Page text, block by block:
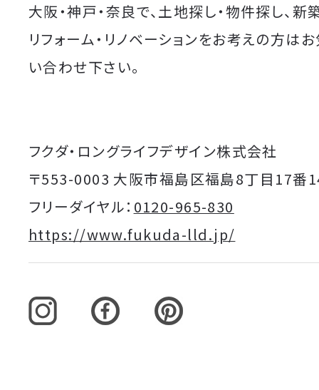
大阪・神戸・奈良で、土地探し・物件探し、新
リフォーム・リノベーションをお考えの方は
い合わせ下さい。
フクダ・ロングライフデザイン株式会社
〒553-0003 大阪市福島区福島8丁目17番
フリーダイヤル： 0120-965-830
https://www.fukuda-lld.jp/